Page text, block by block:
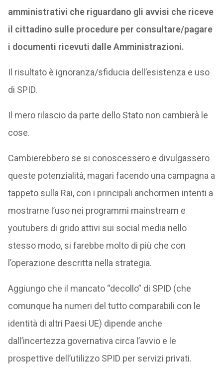
amministrativi che riguardano gli avvisi che riceve
il cittadino sulle procedure per consultare/pagare
i documenti ricevuti dalle Amministrazioni.
Il risultato è ignoranza/sfiducia dell’esistenza e uso
di SPID.
Il mero rilascio da parte dello Stato non cambierà le
cose.
Cambierebbero se si conoscessero e divulgassero
queste potenzialità, magari facendo una campagna a
tappeto sulla Rai, con i principali anchormen intenti a
mostrarne l’uso nei programmi mainstream e
youtubers di grido attivi sui social media nello
stesso modo, si farebbe molto di più che con
l’operazione descritta nella strategia.
Aggiungo che il mancato “decollo” di SPID (che
comunque ha numeri del tutto comparabili con le
identità di altri Paesi UE) dipende anche
dall’incertezza governativa circa l’avvio e le
prospettive dell’utilizzo SPID per servizi privati.